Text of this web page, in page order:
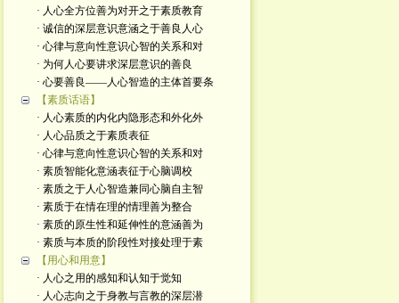
· 人心全方位善为对开之于素质教育
· 诚信的深层意识意涵之于善良人心
· 心律与意向性意识心智的关系和对
· 为何人心要讲求深层意识的善良
· 心要善良——人心智造的主体首要条
【素质话语】
· 人心素质的内化内隐形态和外化外
· 人心品质之于素质表征
· 心律与意向性意识心智的关系和对
· 素质智能化意涵表征于心脑调校
· 素质之于人心智造兼同心脑自主智
· 素质于在情在理的情理善为整合
· 素质的原生性和延伸性的意涵善为
· 素质与本质的阶段性对接处理于素
【用心和用意】
· 人心之用的感知和认知于觉知
· 人心志向之于身教与言教的深层潜